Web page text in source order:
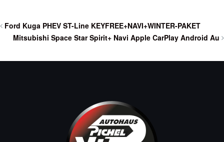
Ford Kuga PHEV ST-Line KEYFREE+NAVI+WINTER-PAKET
Mitsubishi Space Star Spirit+ Navi Apple CarPlay Android Au